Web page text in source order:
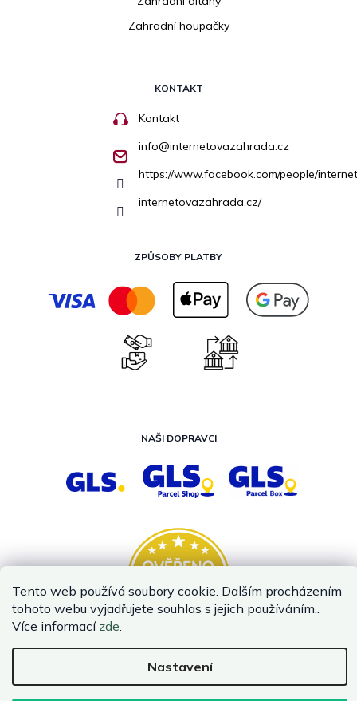
Tento web používá soubory cookie. Dalším procházením
tohoto webu vyjadřujete souhlas s jejich používáním..
Více informací zde.
Nastavení
Zahradní houpačky
KONTAKT
Kontakt
info@internetovazahrada.cz
https://www.facebook.com/people/
internetovazahrada.cz/
ZPŮSOBY PLATBY
NAŠI DOPRAVCI
Vytvořil Shoptet